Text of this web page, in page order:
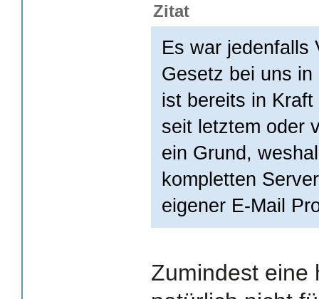
Zitat
Es war jedenfalls
Gesetz bei uns
ist bereits in
seit letztem oder
ein Grund,
kompletten
eigener E-Mail
Zumindest eine